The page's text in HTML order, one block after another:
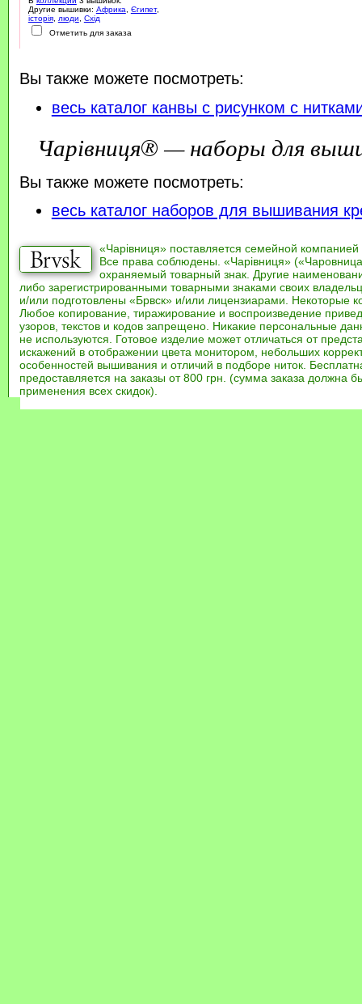
Другие вышивки: Африка Єгипет,
історія, люди
Схід
Отметить для заказа
Вы также можете посмотреть:
весь каталог канвы с рисунком с
Чарівниця® — наборы для
Вы также можете посмотреть:
весь каталог наборов для вышивания
«Чарівниця» поставляется семейной компанией
Все права соблюдены. «Чарівниця»
охраняемый товарный знак. Другие
либо зарегистрированными товарными знаками своих
и/или подготовлены «Брвск» и/или лицензиарами. Некоторые
Любое копирование, тиражирование и воспроизведение
узоров, текстов и кодов запрещено. Никакие персональные
не используются. Готовое изделие может отличаться от
искажений в отображении цвета монитором, небольших
особенностей вышивания и отличий в подборе ниток.
предоставляется на заказы от 800 грн. (сумма заказа должна
применения всех скидок).